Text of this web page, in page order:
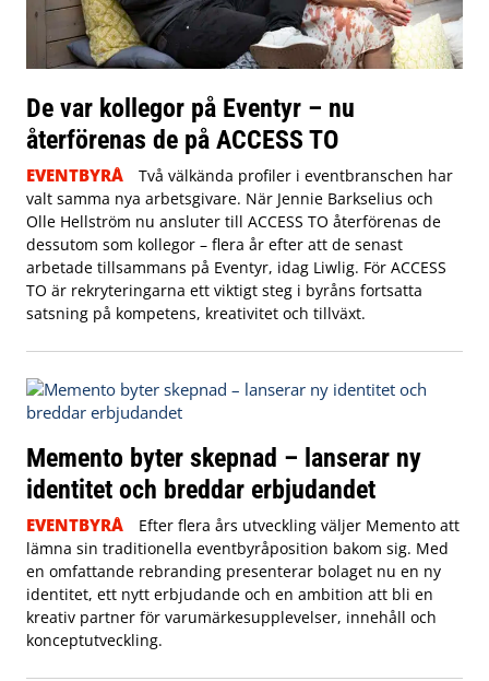
De var kollegor på Eventyr – nu
återförenas de på ACCESS TO
EVENTBYRÅ
Två välkända profiler i eventbranschen har
valt samma nya arbetsgivare. När Jennie Barkselius och
Olle Hellström nu ansluter till ACCESS TO återförenas de
dessutom som kollegor – flera år efter att de senast
arbetade tillsammans på Eventyr, idag Liwlig. För ACCESS
TO är rekryteringarna ett viktigt steg i byråns fortsatta
satsning på kompetens, kreativitet och tillväxt.
Memento byter skepnad – lanserar ny
identitet och breddar erbjudandet
EVENTBYRÅ
Efter flera års utveckling väljer Memento att
lämna sin traditionella eventbyråposition bakom sig. Med
en omfattande rebranding presenterar bolaget nu en ny
identitet, ett nytt erbjudande och en ambition att bli en
kreativ partner för varumärkesupplevelser, innehåll och
konceptutveckling.